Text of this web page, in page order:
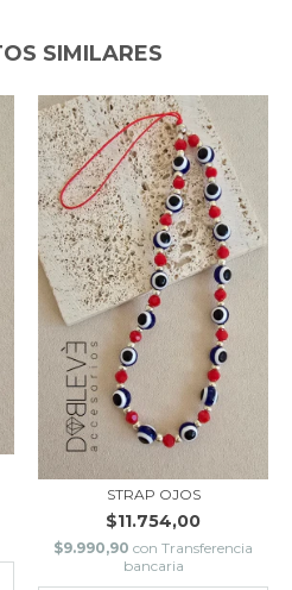
SIMILARES
STRAP OJOS
$11.754,00
$9.990,90 con Transferencia
bancaria